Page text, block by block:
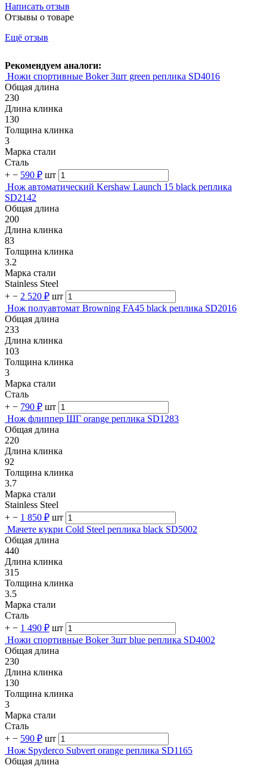
Написать отзыв
Отзывы о товаре
Ещё отзыв
Рекомендуем аналоги:
Ножи спортивные Boker 3шт green реплика SD4016
Общая длина
230
Длина клинка
130
Толщина клинка
3
Марка стали
Сталь
+ − 590 ₽ шт
Нож автоматический Kershaw Launch 15 black реплика
SD2142
Общая длина
200
Длина клинка
83
Толщина клинка
3.2
Марка стали
Stainless Steel
+ − 2 520 ₽ шт
Нож полуавтомат Browning FA45 black реплика SD2016
Общая длина
233
Длина клинка
103
Толщина клинка
3
Марка стали
Сталь
+ − 790 ₽ шт
Нож флиппер ШГ orange реплика SD1283
Общая длина
220
Длина клинка
92
Толщина клинка
3.7
Марка стали
Stainless Steel
+ − 1 850 ₽ шт
Мачете кукри Cold Steel реплика black SD5002
Общая длина
440
Длина клинка
315
Толщина клинка
3.5
Марка стали
Сталь
+ − 1 490 ₽ шт
Ножи спортивные Boker 3шт blue реплика SD4002
Общая длина
230
Длина клинка
130
Толщина клинка
3
Марка стали
Сталь
+ − 590 ₽ шт
Нож Spyderco Subvert orange реплика SD1165
Общая длина